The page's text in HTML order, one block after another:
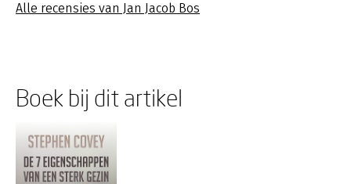
Alle recensies van Jan Jacob Bos
Boek bij dit artikel